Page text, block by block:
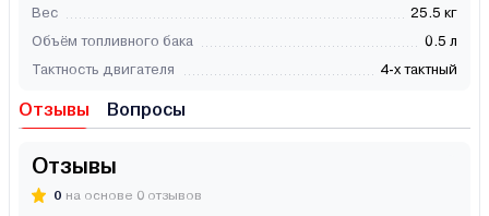
Вес
25.5 кг
Объём топливного бака
0.5 л
Тактность двигателя
4-х тактный
Отзывы Вопросы
Отзывы
0 на основе 0 отзывов